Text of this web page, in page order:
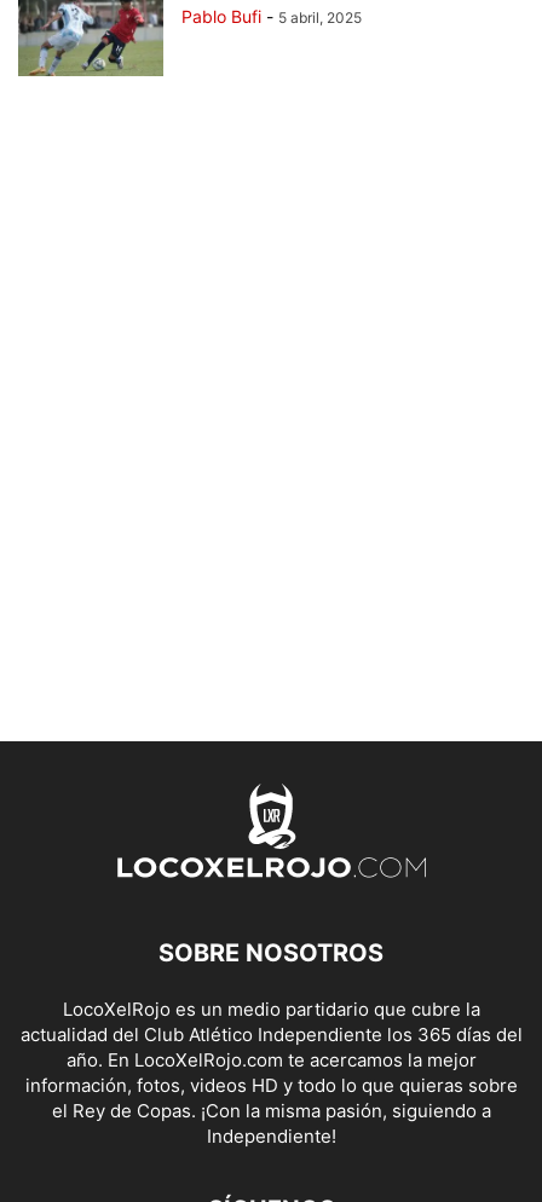
Pablo Bufi - 5 abril, 2025
SOBRE NOSOTROS
LocoXelRojo es un medio partidario que cubre la
actualidad del Club Atlético Independiente los 365 días del
año. En LocoXelRojo.com te acercamos la mejor
información, fotos, videos HD y todo lo que quieras sobre
el Rey de Copas. ¡Con la misma pasión, siguiendo a
Independiente!